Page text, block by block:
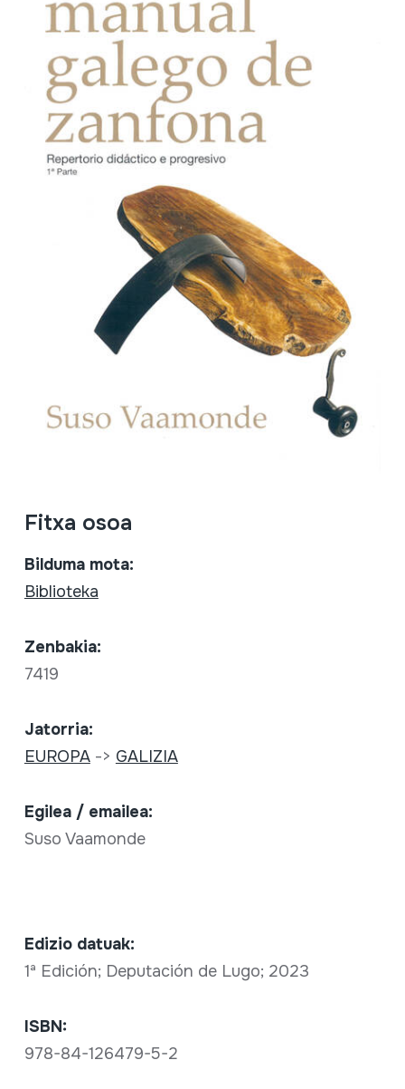
Fitxa osoa
Bilduma mota:
Biblioteka
Zenbakia:
7419
Jatorria:
EUROPA-> GALIZIA
Egilea / emailea:
Suso Vaamonde
Edizio datuak:
1ª Edición; Deputación de Lugo; 2023
ISBN:
978-84-126479-5-2